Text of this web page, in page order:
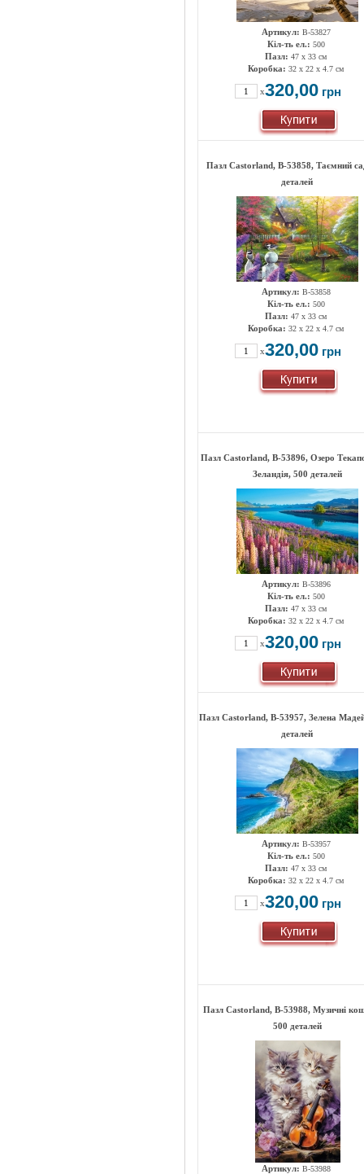
Артикул: B-53827
Кіл-ть ел.: 500
Пазл: 47 х 33 см
Коробка: 32 x 22 x 4.7 см
x320,00 грн
Пазл Castorland, B-53858, Таємний
деталей
Артикул: B-53858
Кіл-ть ел.: 500
Пазл: 47 х 33 см
Коробка: 32 x 22 x 4.7 см
x320,00 грн
Пазл Castorland, B-53896, Озеро
Зеландія, 500 деталей
Артикул: B-53896
Кіл-ть ел.: 500
Пазл: 47 х 33 см
Коробка: 32 x 22 x 4.7 см
x320,00 грн
Пазл Castorland, B-53957, Зелена
деталей
Артикул: B-53957
Кіл-ть ел.: 500
Пазл: 47 х 33 см
Коробка: 32 x 22 x 4.7 см
x320,00 грн
Пазл Castorland, B-53988, Музичні
500 деталей
Артикул: B-53988